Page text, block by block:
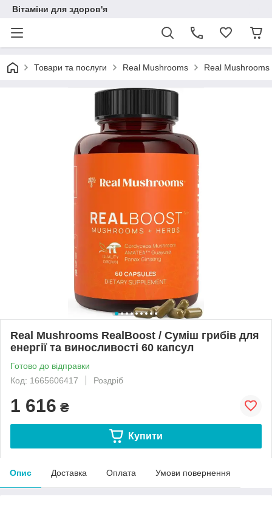
Вітаміни для здоров'я
Товари та послуги Real Mushrooms Real Mushrooms
Real Mushrooms RealBoost / Суміш грибів для
енергії та виносливості 60 капсул
Готово до відправки
Код: 1665606417
Роздріб
1 616 ₴
Купити
Опис Доставка Оплата Умови повернення